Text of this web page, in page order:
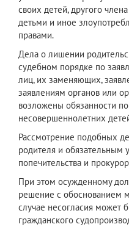
своих детей, другого
детьми и иное
правами.
Дела о лишении
судебном порядке по
лиц, их заменяющих,
заявлениям органов или
возложены обязанности
несовершеннолетних
Рассмотрение подобных
родителя и обязательным
попечительства и
При этом осужденному
решение с обоснованием
случае несогласия может
гражданского